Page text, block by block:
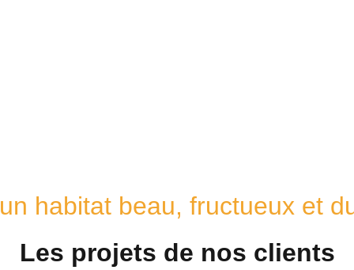
Les projets de nos clients
habitat beau, fructueux et